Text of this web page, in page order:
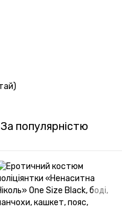
За популярністю